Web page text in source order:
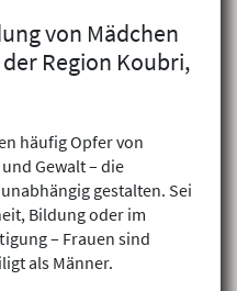
von Mädchen
Region Koubri,
häufig Opfer von
Gewalt – die
gestalten. Sei
Bildung oder im
– Frauen sind
als Männer.